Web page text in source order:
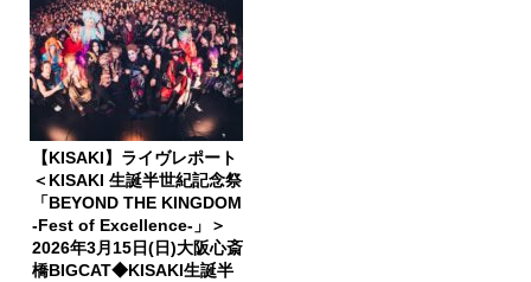
【KISAKI】ライヴレポート
＜KISAKI 生誕半世紀記念祭
「BEYOND THE KINGDOM
-Fest of Excellence-」＞
2026年3月15日(日)大阪心斎
橋BIGCAT◆KISAKI生誕半